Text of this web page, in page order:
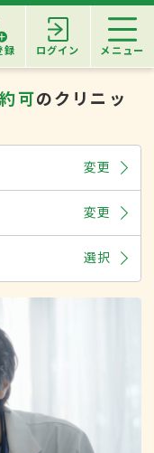
録 ログイン メニュー
可のクリニッ
変更
変更
選択